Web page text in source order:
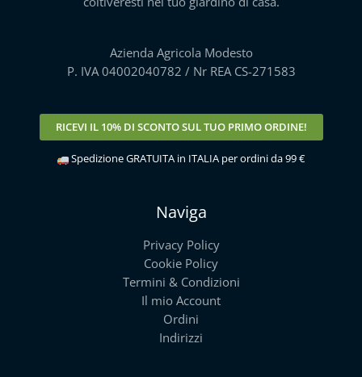
Azienda Agricola Modesto
P. IVA 04002040782 / Nr REA CS-271583
RICEVI IL 10% DI SCONTOSUL TUO PRIMO ORDINE!
Spedizione GRATUITA in ITALIA per ordini da 99 €
Naviga
Privacy Policy
Cookie Policy
Termini & Condizioni
Il mio Account
Ordini
Indirizzi